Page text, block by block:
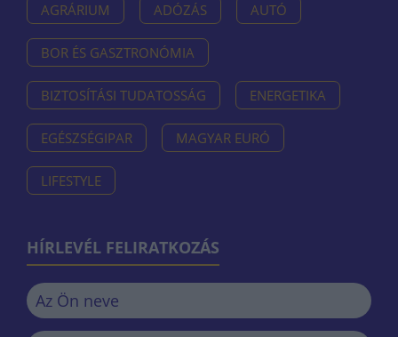
AGRÁRIUM ADÓZÁS AUTÓ
BOR ÉS GASZTRONÓMIA
BIZTOSÍTÁSI TUDATOSSÁG ENERGETIKA
EGÉSZSÉGIPAR MAGYAR EURÓ
LIFESTYLE
HÍRLEVÉL FELIRATKOZÁS